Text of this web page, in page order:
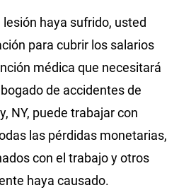
haya sufrido, usted
para cubrir los salarios
médica que necesitará
de accidentes de
NY, puede trabajar con
las pérdidas monetarias,
con el trabajo y otros
haya causado.